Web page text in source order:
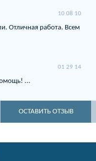
10 08 10
Отличная работа. Всем
01 29 14
...
ОСТАВИТЬ ОТЗЫВ